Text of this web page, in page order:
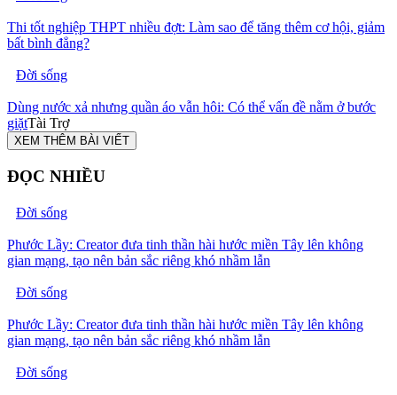
Thi tốt nghiệp THPT nhiều đợt: Làm sao để tăng thêm cơ hội, giảm
bất bình đẳng?
Đời sống
Dùng nước xả nhưng quần áo vẫn hôi: Có thể vấn đề nằm ở bước
giặtTài Trợ
XEM THÊM BÀI VIẾT
ĐỌC NHIỀU
Đời sống
Phước Lầy: Creator đưa tinh thần hài hước miền Tây lên không
gian mạng, tạo nên bản sắc riêng khó nhầm lẫn
Đời sống
Phước Lầy: Creator đưa tinh thần hài hước miền Tây lên không
gian mạng, tạo nên bản sắc riêng khó nhầm lẫn
Đời sống